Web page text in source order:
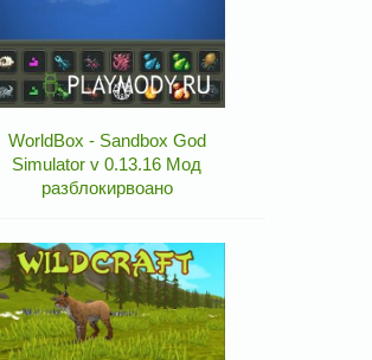
WorldBox - Sandbox God
Simulator v 0.13.16 Мод
разблокирвоано